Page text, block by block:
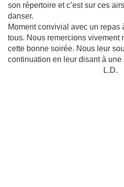
son répertoire et c’est sur ces
danser.
Moment convivial avec un repas
tous. Nous remercions vivement
cette bonne soirée. Nous leur
continuation en leur disant à une
L.D.